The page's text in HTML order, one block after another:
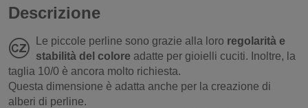
Descrizione
Le piccole perline sono grazie alla loro regolarità e
stabilità del colore adatte per gioielli cuciti. Inoltre, la
taglia 10/0 è ancora molto richiesta.
Questa dimensione è adatta anche per la creazione di
alberi di perline.